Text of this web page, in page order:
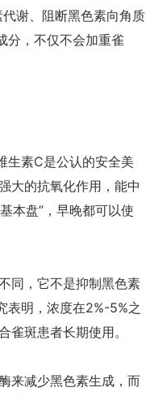
谢、阻断黑色素向角质
分，不仅不会加重雀
素C是公认的安全美
大的抗氧化作用，能中
本盘”，早晚都可以使
同，它不是抑制黑色素
表明，浓度在2%-5%之
斑患者长期使用。
来减少黑色素生成，而